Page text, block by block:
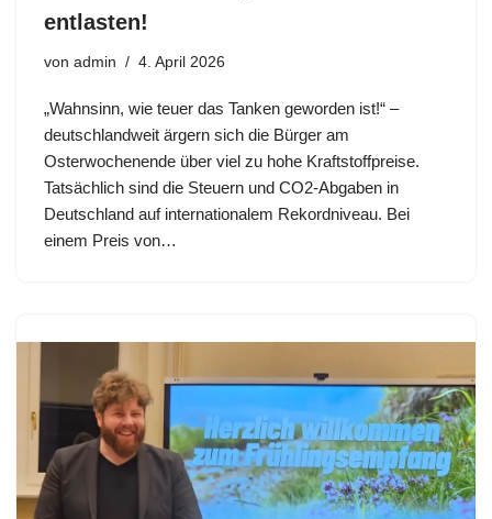
entlasten!
von admin 4. April 2026
„Wahnsinn, wie teuer das Tanken geworden ist!“ –
deutschlandweit ärgern sich die Bürger am
Osterwochenende über viel zu hohe Kraftstoffpreise.
Tatsächlich sind die Steuern und CO2-Abgaben in
Deutschland auf internationalem Rekordniveau. Bei
einem Preis von…